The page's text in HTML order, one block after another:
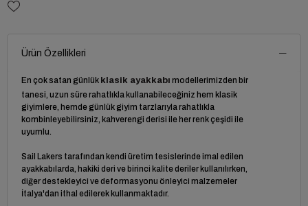
Ürün Özellikleri
En çok satan günlük klasik ayakkabı modellerimizden bir
tanesi, uzun süre rahatlıkla kullanabileceğiniz hem klasik
giyimlere, hemde günlük giyim tarzlarıyla rahatlıkla
kombinleyebilirsiniz, kahverengi derisi ile her renk çeşidi ile
uyumlu.
Sail Lakers tarafından kendi üretim tesislerinde imal edilen
ayakkabılarda, hakiki deri ve birinci kalite deriler kullanılırken,
diğer destekleyici ve deformasyonu önleyici malzemeler
İtalya'dan ithal edilerek kullanmaktadır.